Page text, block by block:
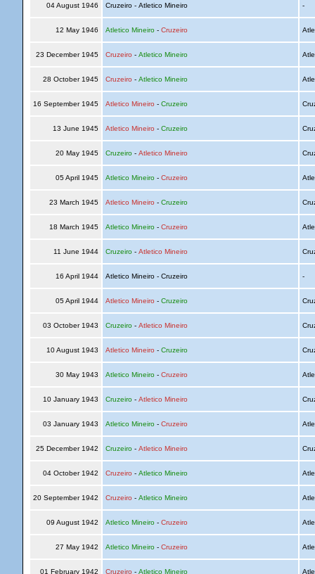
04 August 1946 Cruzeiro - Atletico Mineiro -
12 May 1946 Atletico Mineiro- Cruzeiro
23 December 1945 Cruzeiro - Atletico Mineiro
28 October 1945 Cruzeiro - Atletico Mineiro
16 September 1945 Atletico Mineiro - Cruzeiro
13 June 1945 Atletico Mineiro - Cruzeiro
20 May 1945 Cruzeiro- Atletico Mineiro
05 April 1945 Atletico Mineiro- Cruzeiro
23 March 1945 Atletico Mineiro - Cruzeiro
18 March 1945 Atletico Mineiro- Cruzeiro
11 June 1944 Cruzeiro- Atletico Mineiro
16 April 1944 Atletico Mineiro - Cruzeiro -
05 April 1944 Atletico Mineiro - Cruzeiro
03 October 1943 Cruzeiro- Atletico Mineiro
10 August 1943 Atletico Mineiro - Cruzeiro
30 May 1943 Atletico Mineiro- Cruzeiro
10 January 1943 Cruzeiro- Atletico Mineiro
03 January 1943 Atletico Mineiro- Cruzeiro
25 December 1942 Cruzeiro- Atletico Mineiro
04 October 1942 Cruzeiro - Atletico Mineiro
20 September 1942 Cruzeiro - Atletico Mineiro
09 August 1942 Atletico Mineiro- Cruzeiro
27 May 1942 Atletico Mineiro- Cruzeiro
01 February 1942 Cruzeiro - Atletico Mineiro